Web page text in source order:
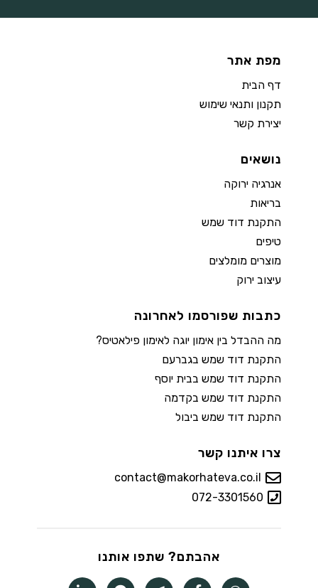
מפת אתר
דף הבית
תקנון ותנאי שימוש
יצירת קשר
נושאים
אנרגיה ירוקה
בריאות
התקנת דוד שמש
טיפים
מוצרים מומלצים
עיצוב ירוק
כתבות שפורסמו לאחרונה
מה ההבדל בין אימון יוגה לאימון פילאטיס?
התקנת דוד שמש בגברעם
התקנת דוד שמש בבית יוסף
התקנת דוד שמש בקדמה
התקנת דוד שמש ביבול
צרו איתנו קשר
contact@makorhateva.co.il
072-3301560
אהבתם? שתפו אותנו